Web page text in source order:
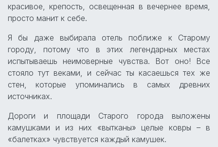
красивое, крепость, освещенная в вечернее время,
просто манит к себе.
Я бы даже выбирала отель поближе к Старому
городу, потому что в этих легендарных местах
испытываешь неимоверные чувства. Вот оно! Все
стояло тут веками, и сейчас ты касаешься тех же
стен, которые упоминались в самых древних
источниках.
Дороги и площади Старого города выложены
камушками и из них «вытканы» целые ковры – в
«балетках» чувствуется каждый камушек.